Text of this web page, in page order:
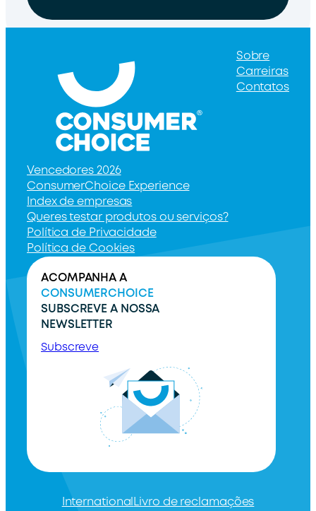
Sobre
Carreiras
Contatos
Vencedores 2026
ConsumerChoice Experience
Index de empresas
Queres testar produtos ou serviços?
Política de Privacidade
Política de Cookies
ACOMPANHA A
CONSUMERCHOICE
SUBSCREVE A NOSSA
NEWSLETTER
Subscreve
International Livro de reclamações